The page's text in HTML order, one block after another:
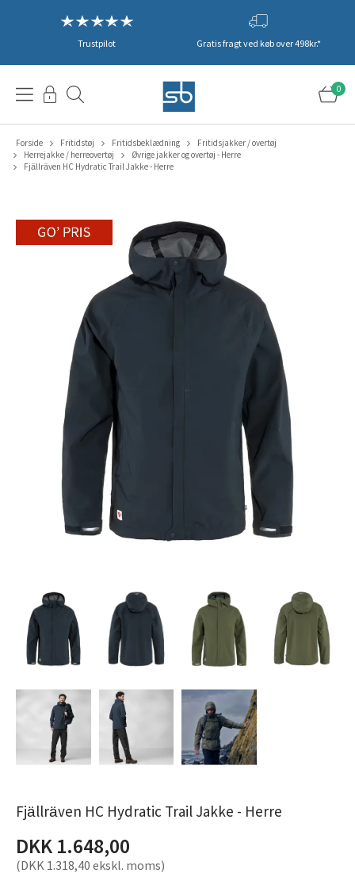
Trustpilot Gratis fragt ved køb over 498kr.*
0
Forside Fritidstøj Fritidsbeklædning
Fritidsjakker / overtøj
Herrejakke / herreovertøj
Øvrige jakker og overtøj - Herre
Fjällräven HC Hydratic Trail Jakke - Herre
Fjällräven HC Hydratic Trail Jakke - Herre
DKK 1.648,00
(DKK 1.318,40 ekskl. moms)